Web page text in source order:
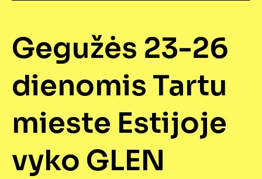
Gegužės 23-26
dienomis Tartu
mieste Estijoje
vyko GLEN